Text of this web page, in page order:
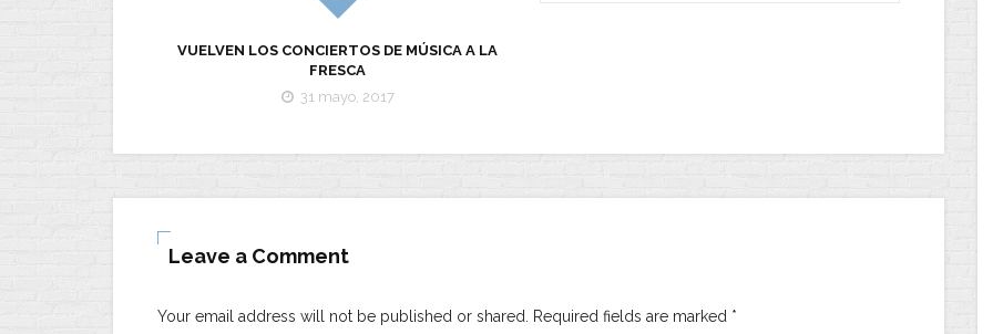
VUELVEN LOS CONCIERTOS DE MÚSICA A LA
FRESCA
31 mayo, 2017
Leave a Comment
Your email address will not be published or shared. Required fields are marked *